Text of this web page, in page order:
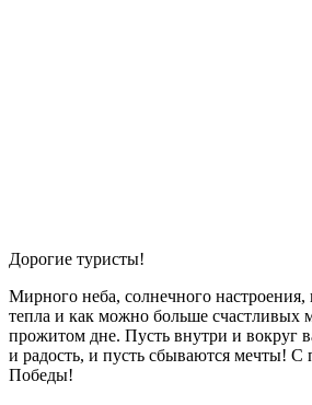
Дорогие туристы!
Мирного неба, солнечного
тепла и как можно больше счастливых
прожитом дне. Пусть внутри и вокруг
и радость, и пусть сбываются мечты! С
Победы!